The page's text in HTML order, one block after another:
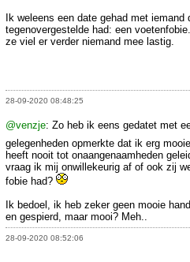
Ik weleens een date gehad met iemand
tegenovergestelde had: een
ze viel er verder niemand mee lastig.
28-09-2020 08:48:25
@venzje: Zo heb ik eens gedatet met
gelegenheden opmerkte dat ik erg
heeft nooit tot onaangenaamheden
vraag ik mij onwillekeurig af of ook zij
fobie had?
Ik bedoel, ik heb zeker geen mooie
en gespierd, maar mooi? Meh..
28-09-2020 08:52:06